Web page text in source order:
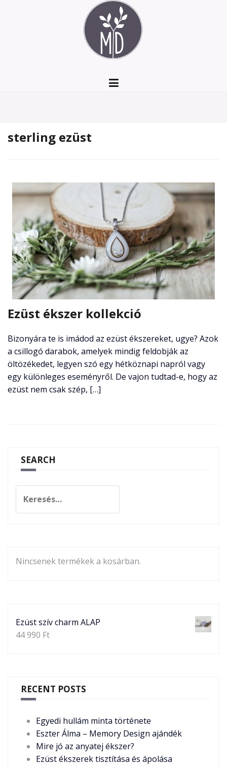
sterling ezüst
Ezüst ékszer kollekció
Bizonyára te is imádod az ezüst ékszereket, ugye? Azok
a csillogó darabok, amelyek mindig feldobják az
öltözékedet, legyen szó egy hétköznapi napról vagy
egy különleges eseményről. De vajon tudtad-e, hogy az
ezüst nem csak szép, […]
SEARCH
Nincsenek termékek a kosárban.
Ezüst szív charm ALAP
44 990 Ft
RECENT POSTS
Egyedi hullám minta története
Eszter Álma – Memory Design ajándék
Mire jó az anyatej ékszer?
Ezüst ékszerek tisztítása és ápolása